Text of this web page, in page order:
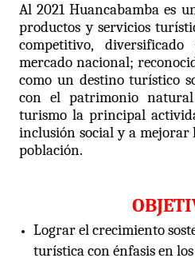
Al 2021 Huancabamba es
productos y servicios
competitivo,
mercado nacional;
como un destino turístico
con el patrimonio
turismo la principal
inclusión social y a mejorar
población.
Lograr el crecimiento
turística con énfasis en